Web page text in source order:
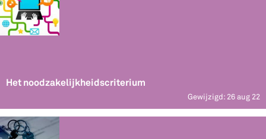
Het noodzakelijkheidscriterium
Gewijzigd: 26 aug 22